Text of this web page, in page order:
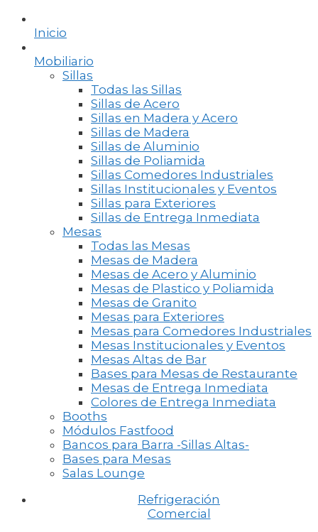
Inicio
Mobiliario
Sillas
Todas las Sillas
Sillas de Acero
Sillas en Madera y Acero
Sillas de Madera
Sillas de Aluminio
Sillas de Poliamida
Sillas Comedores Industriales
Sillas Institucionales y Eventos
Sillas para Exteriores
Sillas de Entrega Inmediata
Mesas
Todas las Mesas
Mesas de Madera
Mesas de Acero y Aluminio
Mesas de Plastico y Poliamida
Mesas de Granito
Mesas para Exteriores
Mesas para Comedores Industriales
Mesas Institucionales y Eventos
Mesas Altas de Bar
Bases para Mesas de Restaurante
Mesas de Entrega Inmediata
Colores de Entrega Inmediata
Booths
Módulos Fastfood
Bancos para Barra -Sillas Altas-
Bases para Mesas
Salas Lounge
Refrigeración
Comercial